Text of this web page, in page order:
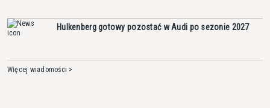
Hulkenberg gotowy pozostać w Audi po sezonie 2027
Więcej wiadomości >